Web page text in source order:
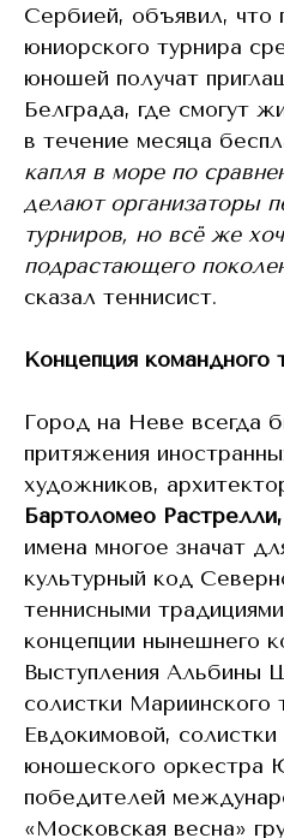
Сербией, объявил, что
юниорского турнира
юношей получат
Белграда, где смогут
в течение месяца
капля в море по
делают организаторы
турниров, но всё же
подрастающего
сказал теннисист.
Концепция командного
Город на Неве всегда
притяжения
художников,
Бартоломео
имена многое значат
культурный код
теннисными
концепции нынешнего
Выступления Альбины
солистки Мариинского
Евдокимовой, солистки
юношеского оркестра
победителей
«Московская весна»